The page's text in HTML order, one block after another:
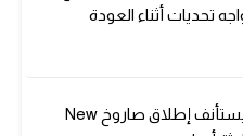
Blue Origin يستأنف إطلاق صاروخ New